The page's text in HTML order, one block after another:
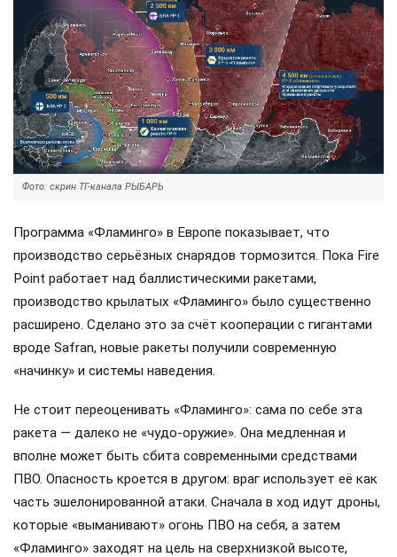
Фото: скрин ТГ-канала РЫБАРЬ
Программа «Фламинго» в Европе показывает, что
производство серьёзных снарядов тормозится. Пока Fire
Point работает над баллистическими ракетами,
производство крылатых «Фламинго» было существенно
расширено. Сделано это за счёт кооперации с гигантами
вроде Safran, новые ракеты получили современную
«начинку» и системы наведения.
Не стоит переоценивать «Фламинго»: сама по себе эта
ракета — далеко не «чудо-оружие». Она медленная и
вполне может быть сбита современными средствами
ПВО. Опасность кроется в другом: враг использует её как
часть эшелонированной атаки. Сначала в ход идут дроны,
которые «выманивают» огонь ПВО на себя, а затем
«Фламинго» заходят на цель на сверхнизкой высоте,